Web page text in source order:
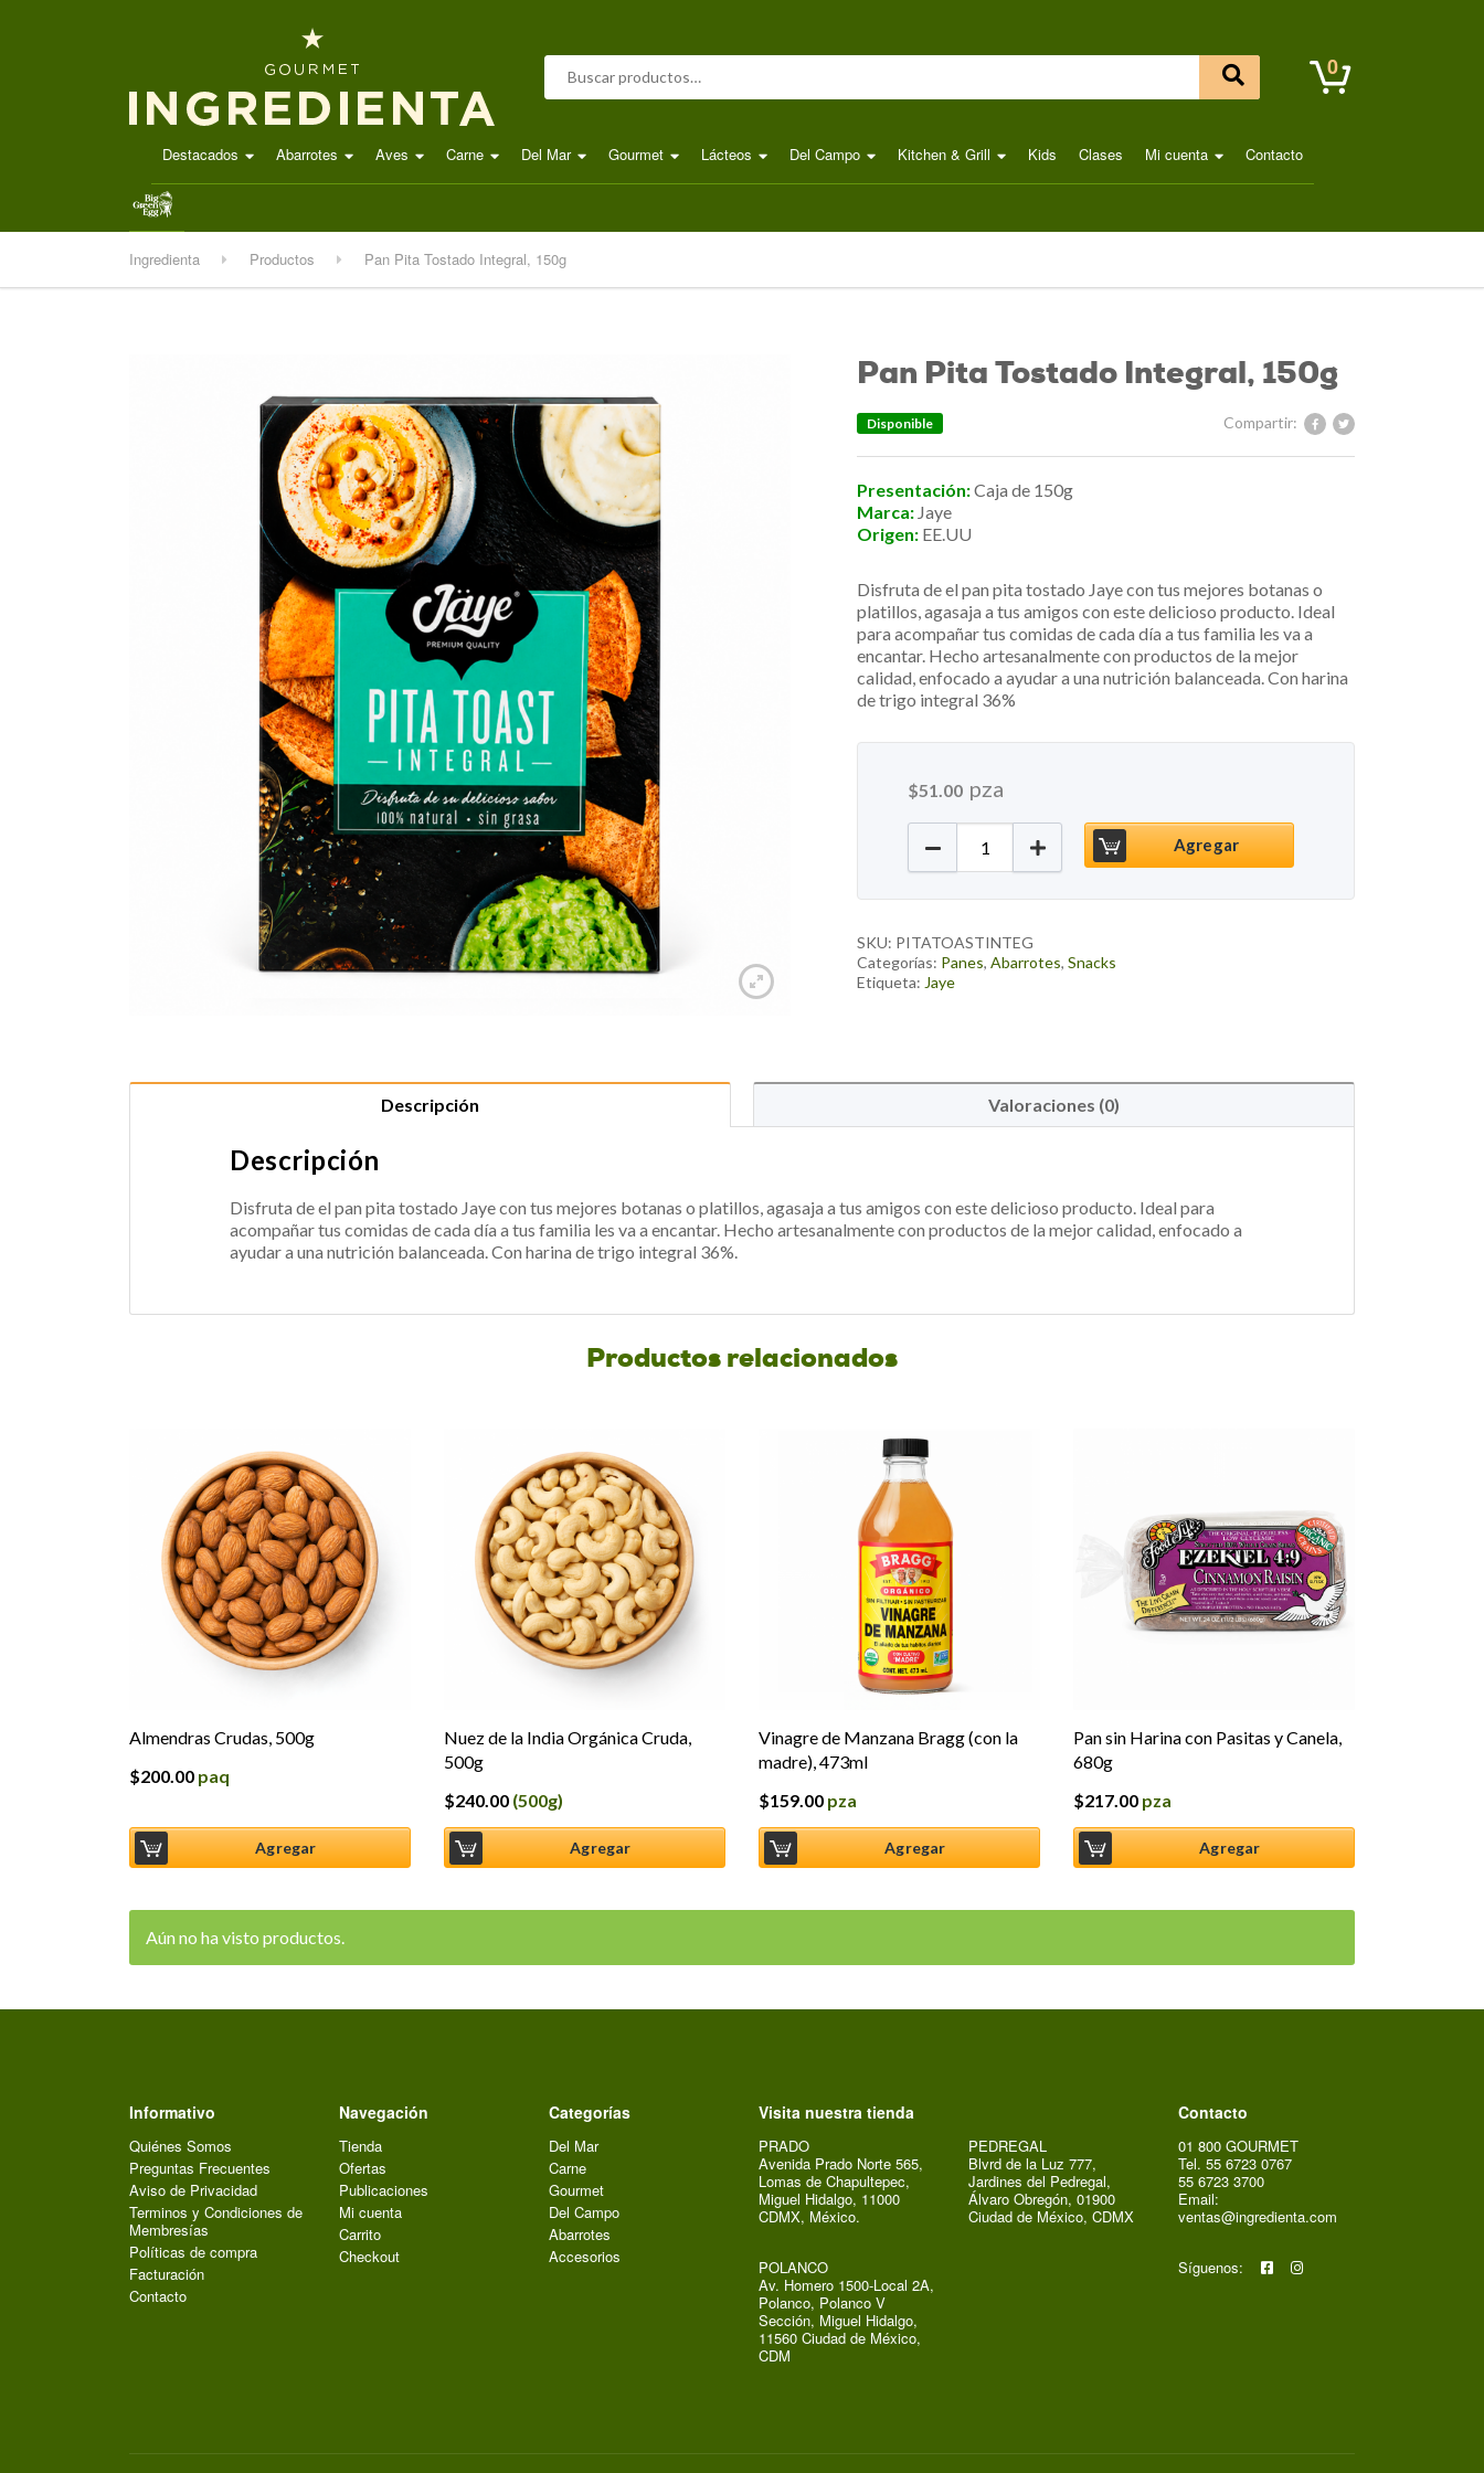
Buscar por: 0
Destacados Abarrotes Aves Carne Del Mar Gourmet Lácteos Del Campo Kitchen & Grill Kids Clases Mi cuenta Contacto
.
Ingredienta Productos Pan Pita Tostado Integral, 150g
Pan Pita Tostado Integral, 150g
Compartir:
Disponible
Presentación:Caja de 150g
Marca: Jaye
Origen: EE.UU
Disfruta de el pan pita tostado Jaye con tus mejores botanas o
platillos, agasaja a tus amigos con este delicioso producto. Ideal
para acompañar tus comidas de cada día a tus familia les va a
encantar. Hecho artesanalmente con productos de la mejor
calidad, enfocado a ayudar a una nutrición balanceada. Con harina
de trigo integral 36%
$51.00 pza
Pan Pita Tostado Integral, 150g cantidad
Agregar
SKU: PITATOASTINTEG
Categorías: Panes,Abarrotes,Snacks
Etiqueta: Jaye
Descripción Valoraciones (0)
Descripción
Disfruta de el pan pita tostado Jaye con tus mejores botanas o platillos, agasaja a tus amigos con este delicioso producto. Ideal para
acompañar tus comidas de cada día a tus familia les va a encantar. Hecho artesanalmente con productos de la mejor calidad, enfocado a
ayudar a una nutrición balanceada. Con harina de trigo integral 36%.
Productos relacionados
Almendras Crudas, 500g
$200.00 paq
Agregar
Nuez de la India Orgánica Cruda,
500g
$240.00 (500g)
Agregar
Vinagre de Manzana Bragg (con la
madre), 473ml
$159.00 pza
Agregar
Pan sin Harina con Pasitas y Canela,
680g
$217.00 pza
Agregar
Aún no ha visto productos.
Informativo
Quiénes Somos
Preguntas Frecuentes
Aviso de Privacidad
Terminos y Condiciones de
Membresías
Políticas de compra
Facturación
Contacto
Navegación
Tienda
Ofertas
Publicaciones
Mi cuenta
Carrito
Checkout
Categorías
Del Mar
Carne
Gourmet
Del Campo
Abarrotes
Accesorios
Visita nuestra tienda
PRADO
Avenida Prado Norte 565,
Lomas de Chapultepec,
Miguel Hidalgo, 11000
CDMX, México.
POLANCO
Av. Homero 1500-Local 2A,
Polanco, Polanco V
Sección, Miguel Hidalgo,
11560 Ciudad de México,
CDM
PEDREGAL
Blvrd de la Luz 777,
Jardines del Pedregal,
Álvaro Obregón, 01900
Ciudad de México, CDMX
Contacto
01 800 GOURMET
Tel. 55 6723 0767
55 6723 3700
Email:
ventas@ingredienta.com
Síguenos: